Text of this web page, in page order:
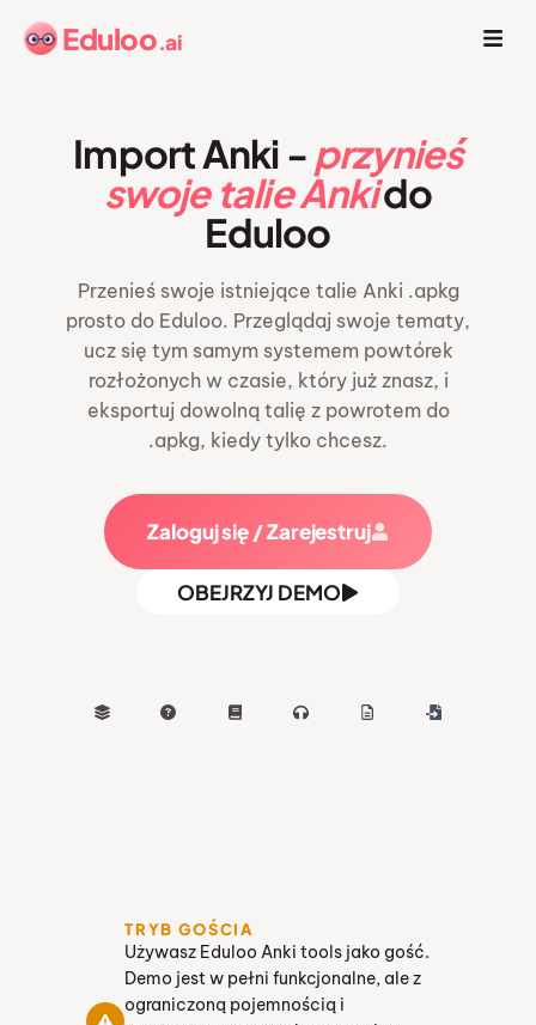
Eduloo.ai
Import Anki - przynieś
swoje talie Ankido
Eduloo
Przenieś swoje istniejące talie Anki .apkg
prosto do Eduloo. Przeglądaj swoje tematy,
ucz się tym samym systemem powtórek
rozłożonych w czasie, który już znasz, i
eksportuj dowolną talię z powrotem do
.apkg, kiedy tylko chcesz.
Zaloguj się / Zarejestruj
OBEJRZYJ DEMO
TRYB GOŚCIA
Używasz Eduloo Anki tools jako gość.
Demo jest w pełni funkcjonalne, ale z
ograniczoną pojemnością i